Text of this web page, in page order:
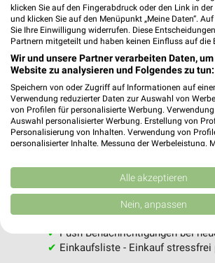
MEHR PROSPEKTE
weekli - Prospekte &
weekli App für iOS &
Standortgenaue Angebote
✔Folge deinem Lieblingshändler
✔Push-Benachrichtigungen bei
✔ Einkaufsliste - Einkauf stressfrei
klicken Sie auf den Fingerabdruck oder den Link in
und klicken Sie auf den Menüpunkt „Meine Daten“.
Sie Ihre Einwilligung widerrufen. Diese
Partnern mitgeteilt und haben keinen Einfluss auf die
Wir und unsere Partner verarbeiten Daten,
Website zu analysieren und Folgendes zu tun:
Speichern von oder Zugriff auf Informationen auf
Verwendung reduzierter Daten zur Auswahl von
von Profilen für personalisierte Werbung.
Auswahl personalisierter Werbung. Erstellung von
Personalisierung von Inhalten. Verwendung von
personalisierter Inhalte. Messung der Werbeleistung.
Kombinationen von Daten aus verschiedenen
Verbesserung der Angebote. Verwendung reduzierter
von Inhalten.
Daten können außerhalb der Europäischen Union
Website/App.
Partnerliste anzeigen (1 IAB-Anbieter)
Alle akzeptieren
Nein, anpassen